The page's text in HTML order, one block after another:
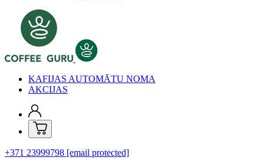
KAFIJAS AUTOMĀTU NOMA
AKCIJAS
+371 23999798 [email protected]